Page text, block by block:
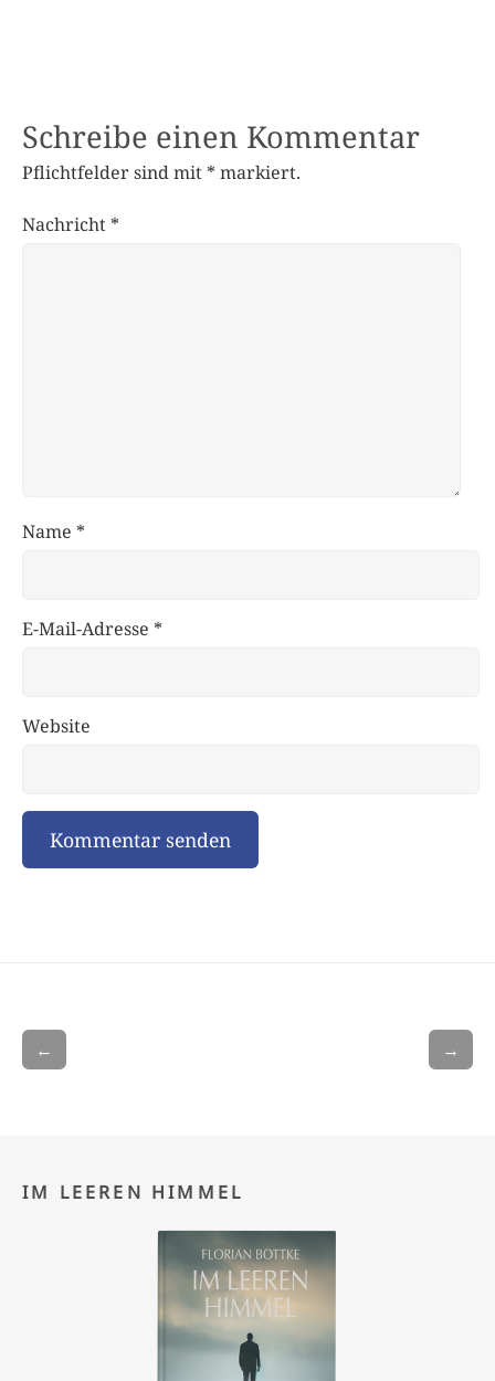
Schreibe einen Kommentar
Pflichtfelder sind mit * markiert.
Nachricht *
Name *
E-Mail-Adresse *
Website
← →
IM LEEREN HIMMEL